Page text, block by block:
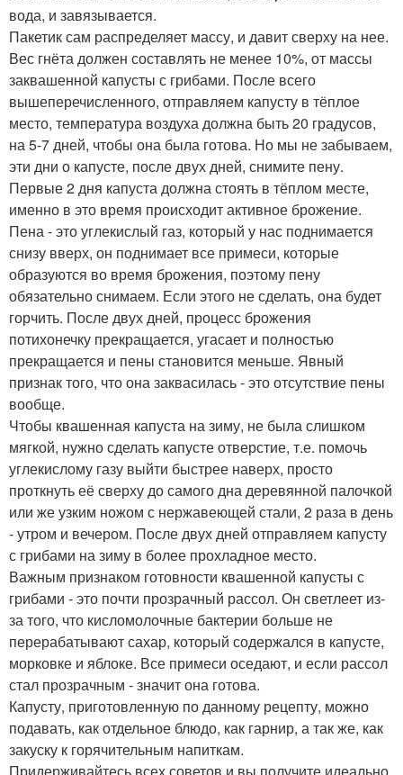
вода, и завязывается.
Пакетик сам распределяет массу, и давит сверху на нее.
Вес гнёта должен составлять не менее 10%, от массы
заквашенной капусты с грибами. После всего
вышеперечисленного, отправляем капусту в тёплое
место, температура воздуха должна быть 20 градусов,
на 5-7 дней, чтобы она была готова. Но мы не забываем,
эти дни о капусте, после двух дней, снимите пену.
Первые 2 дня капуста должна стоять в тёплом месте,
именно в это время происходит активное брожение.
Пена - это углекислый газ, который у нас поднимается
снизу вверх, он поднимает все примеси, которые
образуются во время брожения, поэтому пену
обязательно снимаем. Если этого не сделать, она будет
горчить. После двух дней, процесс брожения
потихонечку прекращается, угасает и полностью
прекращается и пены становится меньше. Явный
признак того, что она заквасилась - это отсутствие пены
вообще.
Чтобы квашенная капуста на зиму, не была слишком
мягкой, нужно сделать капусте отверстие, т.е. помочь
углекислому газу выйти быстрее наверх, просто
проткнуть её сверху до самого дна деревянной палочкой
или же узким ножом с нержавеющей стали, 2 раза в день
- утром и вечером. После двух дней отправляем капусту
с грибами на зиму в более прохладное место.
Важным признаком готовности квашенной капусты с
грибами - это почти прозрачный рассол. Он светлеет из-
за того, что кисломолочные бактерии больше не
перерабатывают сахар, который содержался в капусте,
морковке и яблоке. Все примеси оседают, и если рассол
стал прозрачным - значит она готова.
Капусту, приготовленную по данному рецепту, можно
подавать, как отдельное блюдо, как гарнир, а так же, как
закуску к горячительным напиткам.